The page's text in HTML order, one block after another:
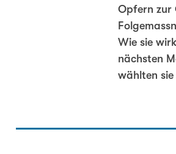
Opfern zur
Wie sie
nächsten
wählten